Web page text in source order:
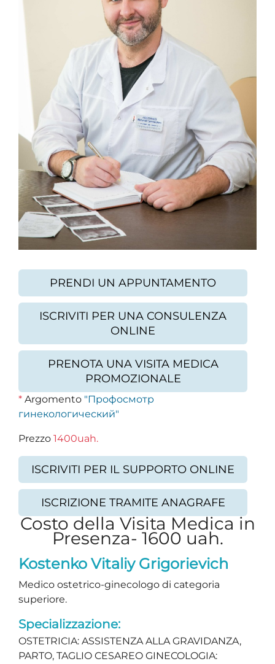
PRENDI UN APPUNTAMENTO
ISCRIVITI PER UNA CONSULENZA
ONLINE
PRENOTA UNA VISITA MEDICA
PROMOZIONALE
* Argomento "Профосмотр
гинекологический"
Prezzo 1400uah.
ISCRIVITI PER IL SUPPORTO ONLINE
ISCRIZIONE TRAMITE ANAGRAFE
Costo della Visita Medica in
Presenza- 1600 uah.
Kostenko Vitaliy Grigorievich
Medico ostetrico-ginecologo di categoria
superiore.
Specializzazione:
OSTETRICIA: ASSISTENZA ALLA GRAVIDANZA,
PARTO, TAGLIO CESAREO GINECOLOGIA: